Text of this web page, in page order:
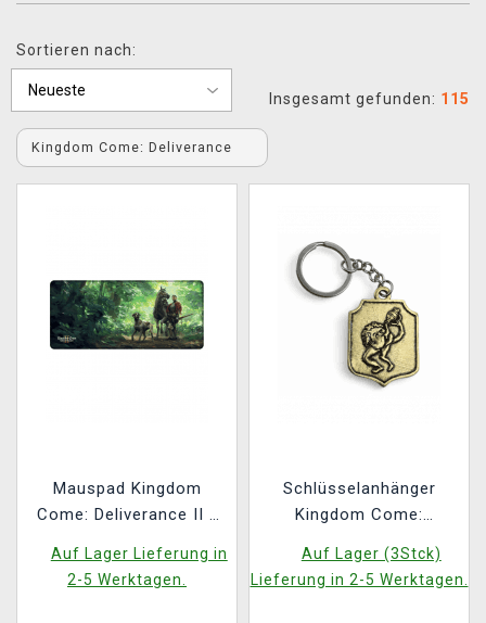
Sortieren nach:
Insgesamt gefunden: 115
Kingdom Come: Deliverance
Mauspad Kingdom
Come: Deliverance II -
Wald (89 × 40 cm)
Auf Lager Lieferung in
2-5 Werktagen.
Schlüsselanhänger
Kingdom Come:
Bodenlose Grube
Auf Lager (3Stck)
Lieferung in 2-5 Werktagen.